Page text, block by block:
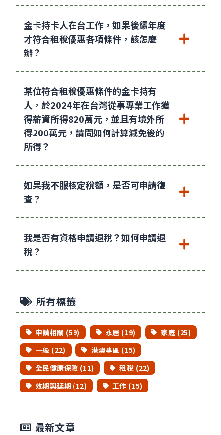
金卡持卡人在台工作，如果後續年度
才符合租稅優惠各項條件，該怎麼
辦？
某位符合租稅優惠條件的金卡持有
人，於2024年在台灣從事專業工作獲
得薪資所得820萬元，並且有境外所
得200萬元，請問如何計算減免後的
所得？
如果我不服核定稅額，是否可申請復
查？
我是否有資格申請退稅？如何申請退
稅？
所有標籤
申請相關 (59) 永居 (19)
家庭 (25)
一般 (22)
港澳專區 (15)
全民健康保險 (11)
租稅 (22)
效期與延期 (12)
工作 (15)
最新文章